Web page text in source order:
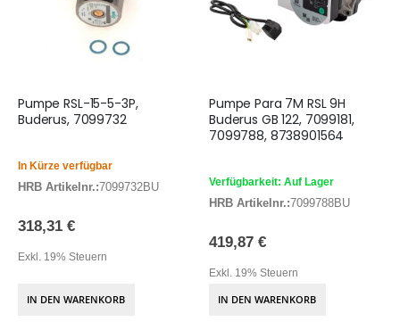
Pumpe RSL-15-5-3P,
Buderus, 7099732
In Kürze verfügbar
HRB Artikelnr.:7099732BU
318,31 €
Exkl. 19% Steuern
IN DEN WARENKORB
Pumpe Para 7M RSL 9H
Buderus GB 122, 7099181,
7099788, 8738901564
Verfügbarkeit: Auf Lager
HRB Artikelnr.:7099788BU
419,87 €
Exkl. 19% Steuern
IN DEN WARENKORB